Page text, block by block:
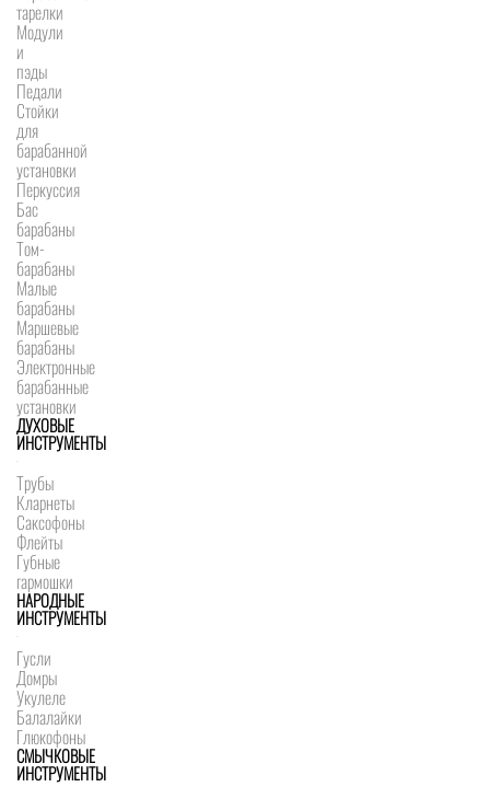
тарелки
Модули
и
пэды
Педали
Стойки
для
барабанной
установки
Перкуссия
Бас
барабаны
Том-
барабаны
Малые
барабаны
Маршевые
барабаны
Электронные
барабанные
установки
ДУХОВЫЕ
ИНСТРУМЕНТЫ
Трубы
Кларнеты
Саксофоны
Флейты
Губные
гармошки
НАРОДНЫЕ
ИНСТРУМЕНТЫ
Гусли
Домры
Укулеле
Балалайки
Глюкофоны
СМЫЧКОВЫЕ
ИНСТРУМЕНТЫ